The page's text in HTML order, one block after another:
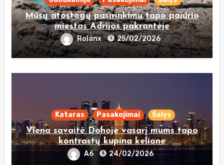
Mūsų atostogų pasirinkimu tapo pajūrio
miestas Adrijos pakrantėje
Rolanx 25/02/2026
Kataras Pasakojimai Šalys
Viena savaitė Dohoje vasarį mums tapo
kontrastų kupina kelione
A6 24/02/2026